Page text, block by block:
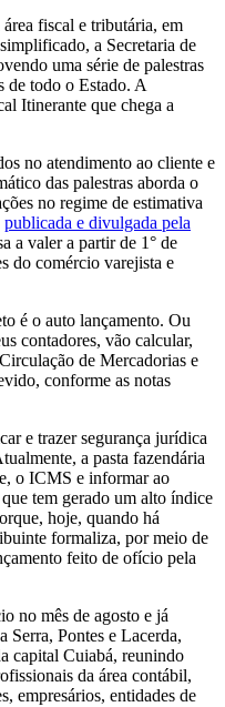
fiscal e tributária, em
a Secretaria de
uma série de palestras
de todo o Estado. A
Itinerante que chega a
no atendimento ao cliente e
das palestras aborda o
no regime de estimativa
publicada e divulgada pela
a valer a partir de 1° de
do comércio varejista e
é o auto lançamento. Ou
contadores, vão calcular,
de Mercadorias e
conforme as notas
e trazer segurança jurídica
a pasta fazendária
o ICMS e informar ao
tem gerado um alto índice
hoje, quando há
formaliza, por meio de
feito de ofício pela
no mês de agosto e já
Serra, Pontes e Lacerda,
capital Cuiabá, reunindo
da área contábil,
empresários, entidades de